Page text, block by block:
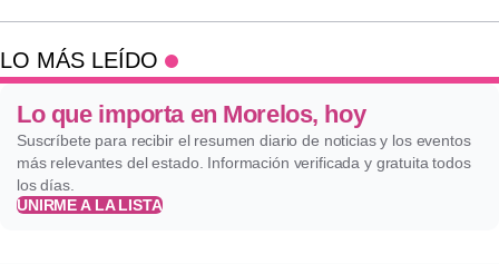
LO MÁS LEÍDO
Lo que importa en Morelos, hoy
Suscríbete para recibir el resumen diario de noticias y los eventos
más relevantes del estado. Información verificada y gratuita todos
los días.
UNIRME A LA LISTA